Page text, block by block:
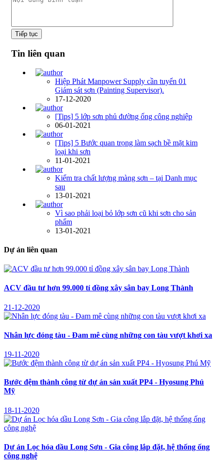
Tiếp tục
Tin liên quan
Hiệp Phát Manpower Supply cần tuyển 01
Giám sát sơn (Painting Supervisor).
17-12-2020
[Tips] 5 lớp sơn phủ đường ống công nghiệp
06-01-2021
[Tips] 5 Bước quan trọng làm sạch bề mặt kim
loại khi sơn
11-01-2021
Kiểm tra chất lượng màng sơn – tại Danh mục
sau
13-01-2021
Vì sao phải loại bỏ lớp sơn cũ khi sơn cho sản
phẩm
13-01-2021
Dự án liên quan
ACV đầu tư hơn 99.000 tỉ đồng xây sân bay Long Thành
21-12-2020
Nhân lực đóng tàu - Đam mê cùng những con tàu vượt khơi xa
19-11-2020
Bước đệm thành công từ dự án sản xuất PP4 - Hyosung Phú
Mỹ
18-11-2020
Dự án Lọc hóa dầu Long Sơn - Gia công lắp đặt, hệ thống ống
công nghệ